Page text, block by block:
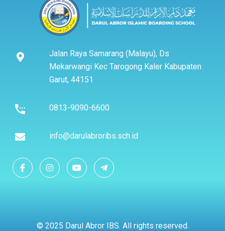
Jalan Raya Samarang (Malayu), Ds
Mekarwangi Kec Tarogong Kaler Kabupaten
Garut, 44151
0813-9090-6600
info@darulabroribs.sch.id
© 2025 Darul Abror IBS. All rights reserved.